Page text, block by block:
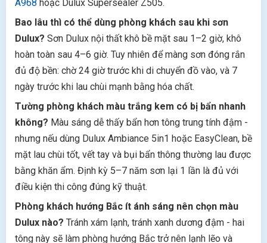
A968 hoặc Dulux Supersealer Z505.
Bao lâu thì có thể dùng phòng khách sau khi sơn
Dulux? Sơn Dulux nội thất khô bề mặt sau 1–2 giờ, khô
hoàn toàn sau 4–6 giờ. Tuy nhiên để màng sơn đóng rắn
đủ độ bền: chờ 24 giờ trước khi di chuyển đồ vào, và 7
ngày trước khi lau chùi mạnh bằng hóa chất.
Tường phòng khách màu trắng kem có bị bẩn nhanh
không? Màu sáng dễ thấy bẩn hơn tông trung tính đậm -
nhưng nếu dùng Dulux Ambiance 5in1 hoặc EasyClean, bề
mặt lau chùi tốt, vết tay và bụi bẩn thông thường lau được
bằng khăn ẩm. Định kỳ 5–7 năm sơn lại 1 lần là đủ với
điều kiện thi công đúng kỹ thuật.
Phòng khách hướng Bắc ít ánh sáng nên chọn màu
Dulux nào? Tránh xám lạnh, tránh xanh dương đậm - hai
tông này sẽ làm phòng hướng Bắc trở nên lạnh lẽo và